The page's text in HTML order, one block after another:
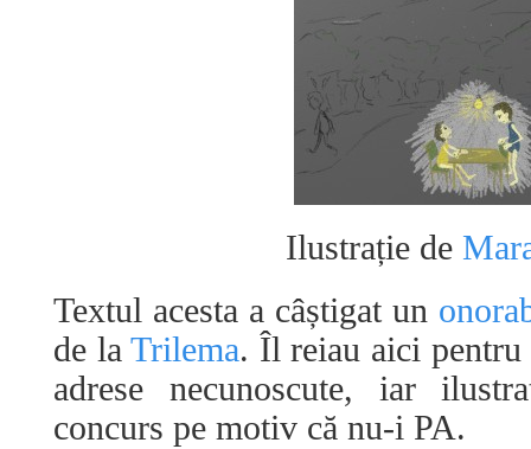
Ilustrație de
Textul acesta a câștigat un
de laTrilema. Îl reiau aici pentru
adrese necunoscute, iar
concurs pe motiv că nu-i PA.